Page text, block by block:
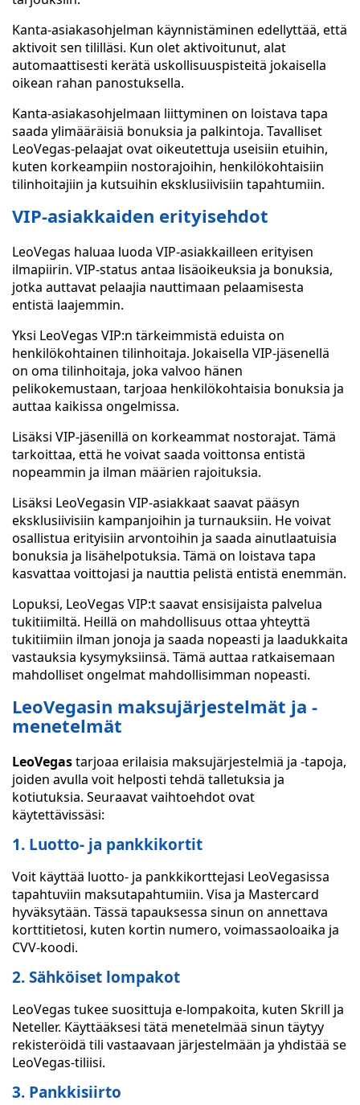
Kanta-asiakasohjelman käynnistäminen edellyttää, että
aktivoit sen tililläsi. Kun olet aktivoitunut, alat
automaattisesti kerätä uskollisuuspisteitä jokaisella
oikean rahan panostuksella.
Kanta-asiakasohjelmaan liittyminen on loistava tapa
saada ylimääräisiä bonuksia ja palkintoja. Tavalliset
LeoVegas-pelaajat ovat oikeutettuja useisiin etuihin,
kuten korkeampiin nostorajoihin, henkilökohtaisiin
tilinhoitajiin ja kutsuihin eksklusiivisiin tapahtumiin.
VIP-asiakkaiden erityisehdot
LeoVegas haluaa luoda VIP-asiakkailleen erityisen
ilmapiirin. VIP-status antaa lisäoikeuksia ja bonuksia,
jotka auttavat pelaajia nauttimaan pelaamisesta
entistä laajemmin.
Yksi LeoVegas VIP:n tärkeimmistä eduista on
henkilökohtainen tilinhoitaja. Jokaisella VIP-jäsenellä
on oma tilinhoitaja, joka valvoo hänen
pelikokemustaan, tarjoaa henkilökohtaisia bonuksia ja
auttaa kaikissa ongelmissa.
Lisäksi VIP-jäsenillä on korkeammat nostorajat. Tämä
tarkoittaa, että he voivat saada voittonsa entistä
nopeammin ja ilman määrien rajoituksia.
Lisäksi LeoVegasin VIP-asiakkaat saavat pääsyn
eksklusiivisiin kampanjoihin ja turnauksiin. He voivat
osallistua erityisiin arvontoihin ja saada ainutlaatuisia
bonuksia ja lisähelpotuksia. Tämä on loistava tapa
kasvattaa voittojasi ja nauttia pelistä entistä enemmän.
Lopuksi, LeoVegas VIP:t saavat ensisijaista palvelua
tukitiimiltä. Heillä on mahdollisuus ottaa yhteyttä
tukitiimiin ilman jonoja ja saada nopeasti ja laadukkaita
vastauksia kysymyksiinsä. Tämä auttaa ratkaisemaan
mahdolliset ongelmat mahdollisimman nopeasti.
LeoVegasin maksujärjestelmät ja -
menetelmät
LeoVegastarjoaa erilaisia maksujärjestelmiä ja -tapoja,
joiden avulla voit helposti tehdä talletuksia ja
kotiutuksia. Seuraavat vaihtoehdot ovat
käytettävissäsi:
1. Luotto- ja pankkikortit
Voit käyttää luotto- ja pankkikorttejasi LeoVegasissa
tapahtuviin maksutapahtumiin. Visa ja Mastercard
hyväksytään. Tässä tapauksessa sinun on annettava
korttitietosi, kuten kortin numero, voimassaoloaika ja
CVV-koodi.
2. Sähköiset lompakot
LeoVegas tukee suosittuja e-lompakoita, kuten Skrill ja
Neteller. Käyttääksesi tätä menetelmää sinun täytyy
rekisteröidä tili vastaavaan järjestelmään ja yhdistää se
LeoVegas-tiliisi.
3. Pankkisiirto